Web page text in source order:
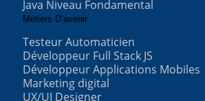
Java Niveau Fondamental
Métiers D’avenir
Testeur Automaticien
Développeur Full Stack JS
Développeur Applications Mobiles
Marketing digital
UX/UI Designer